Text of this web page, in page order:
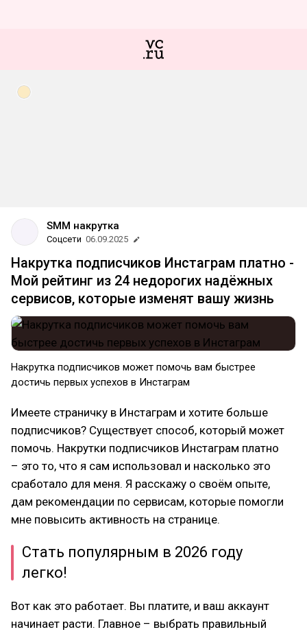
SMM накрутка
Соцсети 06.09.2025
Накрутка подписчиков Инстаграм платно -
Мой рейтинг из 24 недорогих надёжных
сервисов, которые изменят вашу жизнь
Накрутка подписчиков может помочь вам быстрее
достичь первых успехов в Инстаграм
Имеете страничку в Инстаграм и хотите больше
подписчиков? Существует способ, который может
помочь. Накрутки подписчиков Инстаграм платно
– это то, что я сам использовал и насколько это
сработало для меня. Я расскажу о своём опыте,
дам рекомендации по сервисам, которые помогли
мне повысить активность на странице.
Стать популярным в 2026 году
легко!
Вот как это работает. Вы платите, и ваш аккаунт
начинает расти. Главное – выбрать правильный